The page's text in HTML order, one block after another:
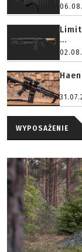
...
WYPOSAŻENIE